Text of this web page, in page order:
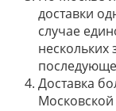
доставки
случае
нескольких
Доставка